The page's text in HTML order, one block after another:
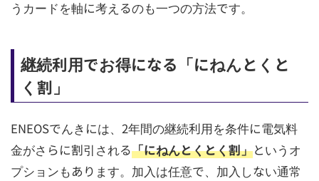
うカードを軸に考えるのも一つの方法です。
継続利用でお得になる「にねんとくと
く割」
ENEOSでんきには、2年間の継続利用を条件に電気料
金がさらに割引される「にねんとくとく割」というオ
プションもあります。加入は任意で、加入しない通常